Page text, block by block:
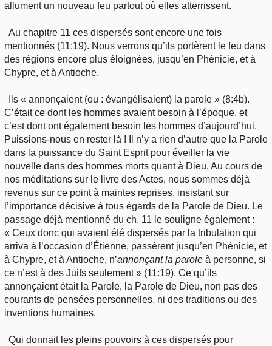
allument un nouveau feu partout où elles atterrissent.
Au chapitre 11 ces dispersés sont encore une fois
mentionnés (11:19). Nous verrons qu’ils portèrent le feu dans
des régions encore plus éloignées, jusqu’en Phénicie, et à
Chypre, et à Antioche.
Ils « annonçaient (ou : évangélisaient) la parole » (8:4b).
C’était ce dont les hommes avaient besoin à l’époque, et
c’est dont ont également besoin les hommes d’aujourd’hui.
Puissions-nous en rester là ! Il n’y a rien d’autre que la Parole
dans la puissance du Saint Esprit pour éveiller la vie
nouvelle dans des hommes morts quant à Dieu. Au cours de
nos méditations sur le livre des Actes, nous sommes déjà
revenus sur ce point à maintes reprises, insistant sur
l’importance décisive à tous égards de la Parole de Dieu. Le
passage déjà mentionné du ch. 11 le souligne également :
« Ceux donc qui avaient été dispersés par la tribulation qui
arriva à l’occasion d’Étienne, passèrent jusqu’en Phénicie, et
à Chypre, et à Antioche, n’annonçant la parole à personne, si
ce n’est à des Juifs seulement » (11:19). Ce qu’ils
annonçaient était la Parole, la Parole de Dieu, non pas des
courants de pensées personnelles, ni des traditions ou des
inventions humaines.
Qui donnait les pleins pouvoirs à ces dispersés pour